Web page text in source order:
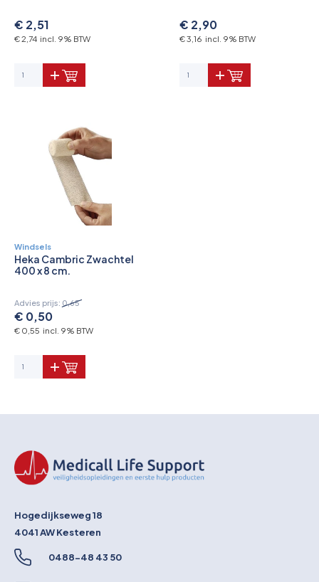
€ 2,51
€ 2,74 incl. 9% BTW
€ 2,90
€ 3,16 incl. 9% BTW
Windsels
Heka Cambric Zwachtel
400 x 8 cm.
Advies prijs: 0,65
€ 0,50
€ 0,55 incl. 9% BTW
Hogedijkseweg 18
4041 AWKesteren
0488-48 43 50